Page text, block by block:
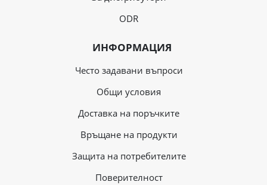
ODR
ИНФОРМАЦИЯ
Често задавани въпроси
Общи условия
Доставка на поръчките
Връщане на продукти
Защита на потребителите
Поверителност